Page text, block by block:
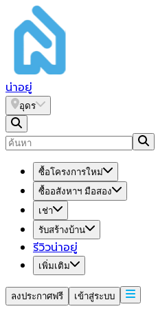
น่าอยู่
อุดร
ซื้อโครงการใหม่
ซื้ออสังหาฯ มือสอง
เช่า
รับสร้างบ้าน
รีวิวน่าอยู่
เพิ่มเติม
ลงประกาศฟรี เข้าสู่ระบบ